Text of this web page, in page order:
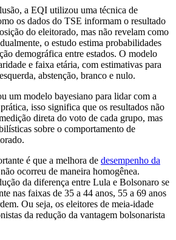
a EQI utilizou uma técnica de
os dados do TSE informam o resultado
do eleitorado, mas não revelam como
o estudo estima probabilidades
demográfica entre estados. O modelo
e faixa etária, com estimativas para
abstenção, branco e nulo.
um modelo bayesiano para lidar com a
isso significa que os resultados não
direta do voto de cada grupo, mas
sobre o comportamento de
é que a melhora de desempenho da
não ocorreu de maneira homogênea.
da diferença entre Lula e Bolsonaro se
nas faixas de 35 a 44 anos, 55 a 69 anos
Ou seja, os eleitores de meia-idade
da redução da vantagem bolsonarista